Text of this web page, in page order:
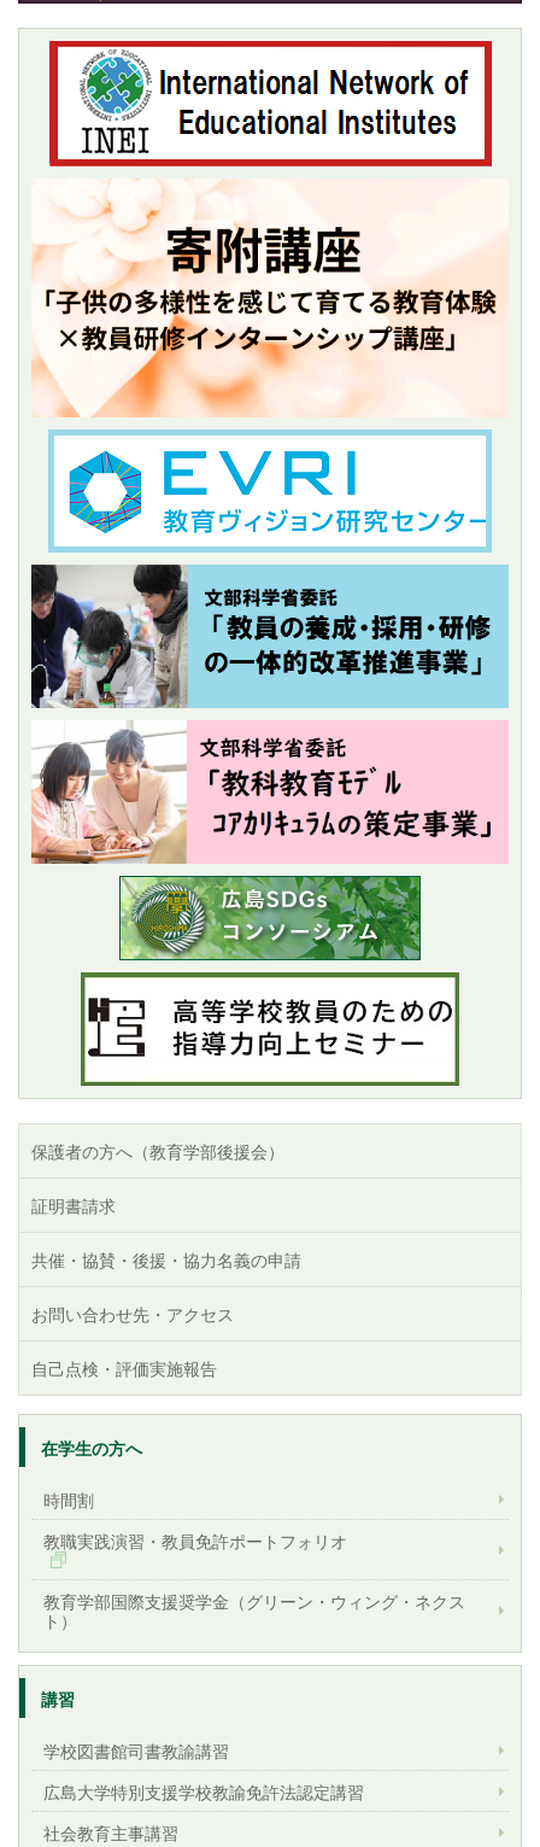
保護者の方へ（教育学部後援会）
証明書請求
共催・協賛・後援・協力名義の申請
お問い合わせ先・アクセス
自己点検・評価実施報告
在学生の方へ
時間割
教職実践演習・教員免許ポートフォリオ
教育学部国際支援奨学金（グリーン・ウィング・ネクス
ト）
講習
学校図書館司書教諭講習
広島大学特別支援学校教諭免許法認定講習
社会教育主事講習